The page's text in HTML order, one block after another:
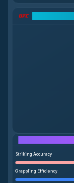
Striking Accuracy
Grappling Efficiency